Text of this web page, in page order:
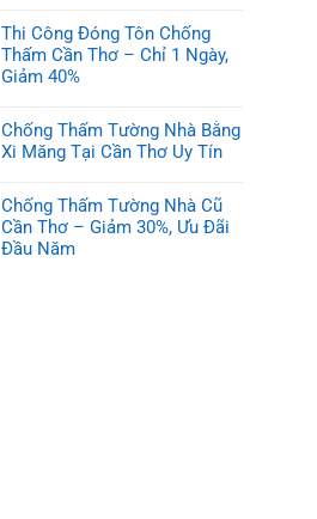
Thi Công Đóng Tôn Chống
Thấm Cần Thơ – Chỉ 1 Ngày,
Giảm 40%
Chống Thấm Tường Nhà Bằng
Xi Măng Tại Cần Thơ Uy Tín
Chống Thấm Tường Nhà Cũ
Cần Thơ – Giảm 30%, Ưu Đãi
Đầu Năm